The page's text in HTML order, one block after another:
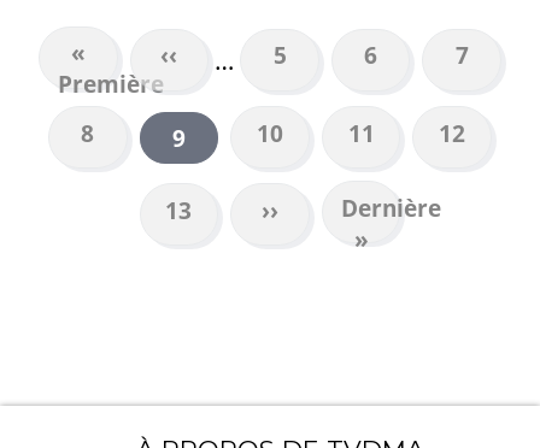
PAGINATION
Première
page
«
Première
Page
précédente
‹‹ … Page
5 Page
6 Page
7
Page
8
Page
courante
9 Page
10 Page
11 Page
12
Page
13
Page
suivante
››
Dernière
page
Dernière
»